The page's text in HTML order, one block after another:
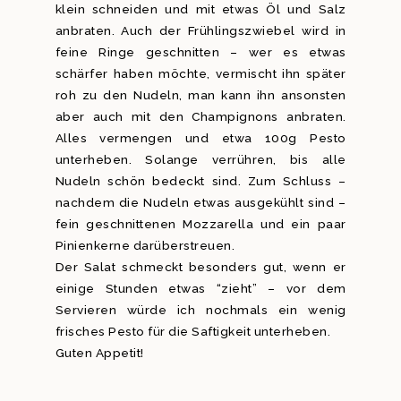
klein schneiden und mit etwas Öl und Salz
anbraten. Auch der Frühlingszwiebel wird in
feine Ringe geschnitten – wer es etwas
schärfer haben möchte, vermischt ihn später
roh zu den Nudeln, man kann ihn ansonsten
aber auch mit den Champignons anbraten.
Alles vermengen und etwa 100g Pesto
unterheben. Solange verrühren, bis alle
Nudeln schön bedeckt sind. Zum Schluss –
nachdem die Nudeln etwas ausgekühlt sind –
fein geschnittenen Mozzarella und ein paar
Pinienkerne darüberstreuen.
Der Salat schmeckt besonders gut, wenn er
einige Stunden etwas “zieht” – vor dem
Servieren würde ich nochmals ein wenig
frisches Pesto für die Saftigkeit unterheben.
Guten Appetit!